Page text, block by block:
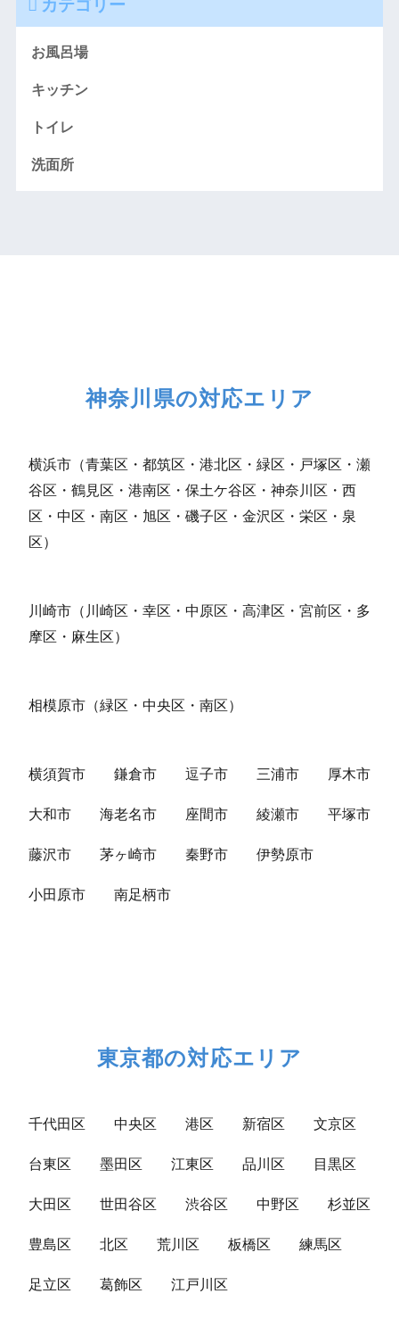
カテゴリー
お風呂場
キッチン
トイレ
洗面所
神奈川県の対応エリア
横浜市（青葉区・都筑区・港北区・緑区・戸塚区・瀬
谷区・鶴見区・港南区・保土ケ谷区・神奈川区・西
区・中区・南区・旭区・磯子区・金沢区・栄区・泉
区）
川崎市（川崎区・幸区・中原区・高津区・宮前区・多
摩区・麻生区）
相模原市（緑区・中央区・南区）
横須賀市 鎌倉市 逗子市 三浦市 厚木市
大和市 海老名市 座間市 綾瀬市 平塚市
藤沢市 茅ヶ崎市 秦野市 伊勢原市
小田原市 南足柄市
東京都の対応エリア
千代田区 中央区 港区 新宿区 文京区
台東区 墨田区 江東区 品川区 目黒区
大田区 世田谷区 渋谷区 中野区 杉並区
豊島区 北区 荒川区 板橋区 練馬区
足立区 葛飾区 江戸川区